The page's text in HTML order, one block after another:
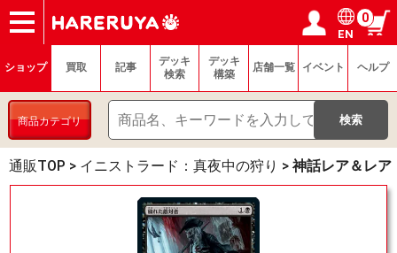
ショップ
買取
記事
デッキ検索
デッキ構築
選手一覧
店舗一覧
イベント
ヘルプ
お問い合わせ ログイン／会員登録
マイページ
EN
0
ショップ 買取 記事
デッキ
検索
デッキ
構築
店舗一覧 イベント ヘルプ
商品カテゴリ
通販TOP > イニストラード：真夜中の狩り > 神話レア＆レア